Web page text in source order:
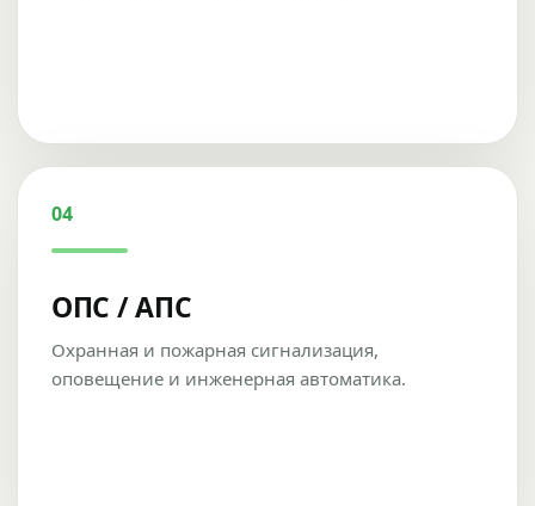
04
ОПС / АПС
Охранная и пожарная сигнализация,
оповещение и инженерная автоматика.